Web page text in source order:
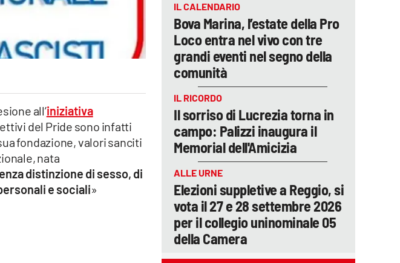
all’iniziativa
del Pride sono infatti
fondazione, valori sanciti
nata
distinzione di sesso, di
e sociali»
IL CALENDARIO
Bova Marina, l’estate della Pro
Loco entra nel vivo con tre
grandi eventi nel segno della
comunità
IL RICORDO
Il sorriso di Lucrezia torna in
campo: Palizzi inaugura il
Memorial dell'Amicizia
ALLE URNE
Elezioni suppletive a Reggio, si
vota il 27 e 28 settembre 2026
per il collegio uninominale 05
della Camera